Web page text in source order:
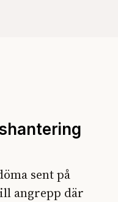
sent på
angrepp där